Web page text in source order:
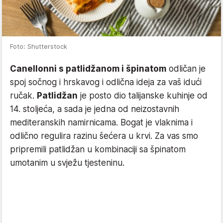
Foto: Shutterstock
Canellonni s patlidžanom i špinatom odličan je
spoj sočnog i hrskavog i odlična ideja za vaš idući
ručak. Patlidžan je posto dio talijanske kuhinje od
14. stoljeća, a sada je jedna od neizostavnih
mediteranskih namirnicama. Bogat je vlaknima i
odlično regulira razinu šećera u krvi. Za vas smo
pripremili patlidžan u kombinaciji sa špinatom
umotanim u svježu tjesteninu.